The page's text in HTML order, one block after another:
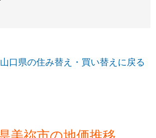
山口県の住み替え・買い替えに戻る
美祢市の地価推移